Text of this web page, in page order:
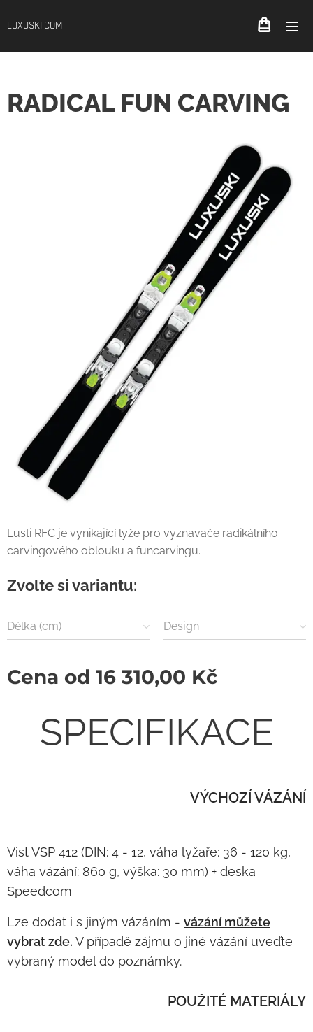
LUXUSKI.COM
RADICAL FUN CARVING
Lusti RFC je vynikající lyže pro vyznavače radikálního
carvingového oblouku a funcarvingu.
Zvolte si variantu:
Délka (cm) Design
Cena od 16 310,00 Kč
SPECIFIKACE
VÝCHOZÍ VÁZÁNÍ
Vist VSP 412 (DIN: 4 - 12, váha lyžaře: 36 - 120 kg,
váha vázání: 860 g, výška: 30 mm) + deska
Speedcom
Lze dodat i s jiným vázáním - vázání můžete
vybrat zde. V případě zájmu o jiné vázání uveďte
vybraný model do poznámky.
POUŽITÉ MATERIÁLY